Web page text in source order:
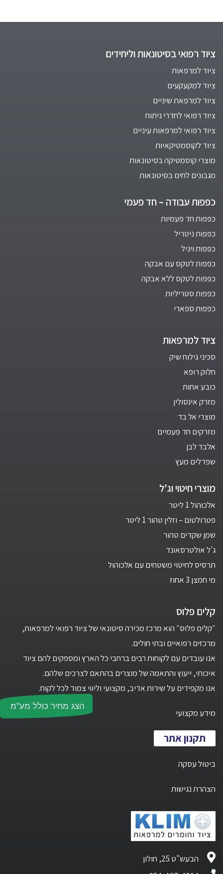
הצג מחיר כולל מע"מ
ציוד רפואי בסיטונאות וליחידים
ציוד למרפאות
ציוד למקעקעים
ציוד למרפאת שיניים
ציוד רפואי לחדרי ניתוח
ציוד רפואי למרפאות עיניים
ציוד לקוסמטיקאיות
מוצרי קוסמטיקה בסיטונאות
מגבונים לחים בסיטונאות
כפפות עבודה – חד פעמי
כפפות חד פעמיות
כפפות ניטריל
כפפות ויניל
כפפות לטקס עם אבקה
כפפות לטקס ללא אבקה
כפפות סטריליות
כפפות ספארי
ציוד למרפאות
סכיני גילוח שיק
חלוק רופא
כובע אחות
מזרק אינסולין
מוצרי אל בד
מזרקים חד פעמיים
אלבד לבן
שפדלים מעץ
מוצרי חיטוי וג'ל
אלכוהול 1 ליטר
פטרולטום – וזלין טהור 1 ליטר
שמן שקדים טהור
ג'ל אולטרסאונד
תרסיס לחיטוי משטחים עם אלכוהול
מי חמצן 3 אחוז
קלים פלוס
״קלים פלוס״ הוא מרכז מכירה סיטונאי של ציוד רפואי למרפאות,
מרכזים רפואיים ובתי חולים.
אנו עובדים עם לקוחות רבים ברחבי כל הארץ ומספקים להם ציוד
איכותי, ייעוץ והתאמה של מוצרים בהתאם לצרכים שלהם.
אנו מקפידים על שירות אדיב, מקצועי וליווי צמוד לכל לקוח.
מידע מקצועי
תקנון אתר
ביטול עסקה
הצהרת נגישות
הבעש"ט 25, חולון